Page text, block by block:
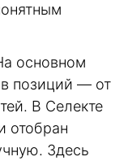
основном
позиций — от
В Селекте
отобран
Здесь